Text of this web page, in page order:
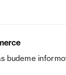
budeme